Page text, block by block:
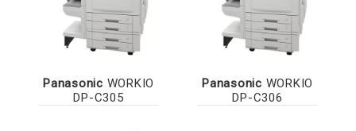
Panasonic WORKIO
DP-C305
Panasonic WORKIO
DP-C306